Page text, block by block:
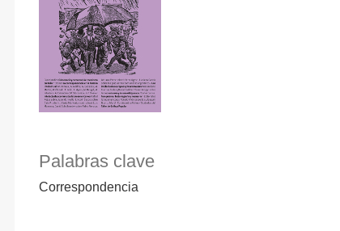
Palabras clave
Correspondencia